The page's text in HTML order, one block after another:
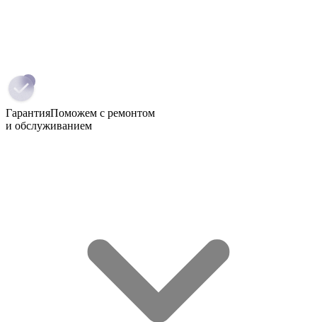
ГарантияПоможем с ремонтом
и обслуживанием